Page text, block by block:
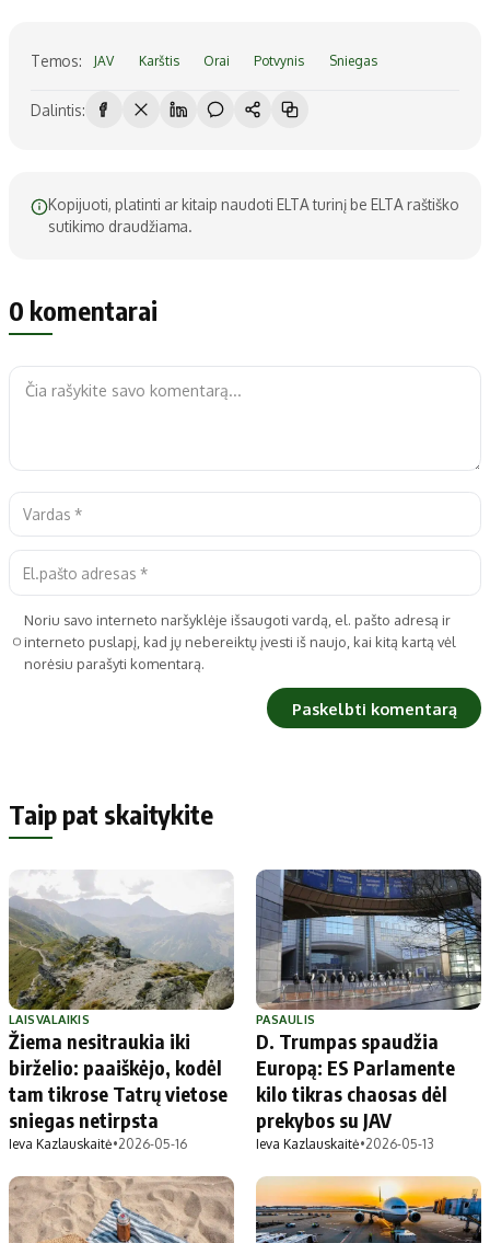
Temos: JAV Karštis Orai Potvynis Sniegas
Dalintis:
Kopijuoti, platinti ar kitaip naudoti ELTA turinį be ELTA raštiško
sutikimo draudžiama.
0 komentarai
Noriu savo interneto naršyklėje išsaugoti vardą, el. pašto adresą ir
interneto puslapį, kad jų nebereiktų įvesti iš naujo, kai kitą kartą vėl
norėsiu parašyti komentarą.
Taip pat skaitykite
LAISVALAIKIS
Žiema nesitraukia iki
birželio: paaiškėjo, kodėl
tam tikrose Tatrų vietose
sniegas netirpsta
Ieva Kazlauskaitė•2026-05-16
PASAULIS
D. Trumpas spaudžia
Europą: ES Parlamente
kilo tikras chaosas dėl
prekybos su JAV
Ieva Kazlauskaitė•2026-05-13